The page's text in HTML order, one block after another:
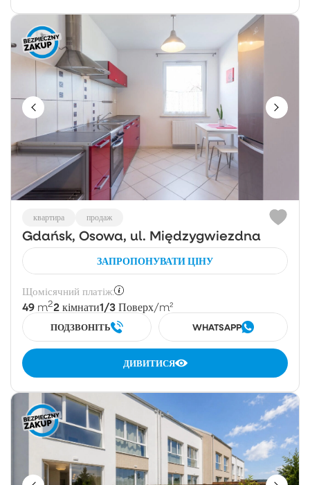
квартира продаж
Gdańsk, Osowa, ul. Międzygwiezdna
ЗАПРОПОНУВАТИ ЦІНУ
Щомісячний платіж:
49 m22 кімнати1/3 Поверх/m²
ПОДЗВОНІТЬ WHATSAPP
ДИВИТИСЯ